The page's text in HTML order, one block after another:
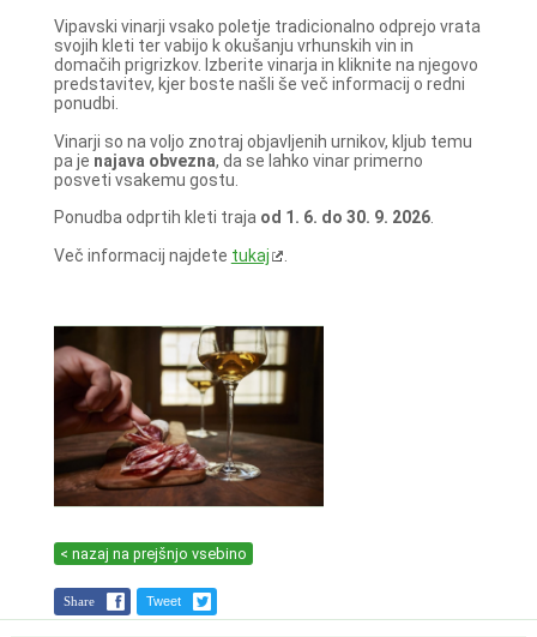
Vipavski vinarji vsako poletje tradicionalno odprejo vrata
svojih kleti ter vabijo k okušanju vrhunskih vin in
domačih prigrizkov. Izberite vinarja in kliknite na njegovo
predstavitev, kjer boste našli še več informacij o redni
ponudbi.
Vinarji so na voljo znotraj objavljenih urnikov, kljub temu
pa je najava obvezna, da se lahko vinar primerno
posveti vsakemu gostu.
Ponudba odprtih kleti traja od 1. 6. do 30. 9. 2026.
Več informacij najdete tukaj
< nazaj na prejšnjo vsebino
Share Tweet